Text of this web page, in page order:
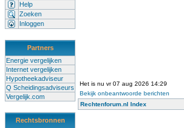
Help
Zoeken
Inloggen
Partners
Energie vergelijken
Internet vergelijken
Hypotheekadviseur
Q Scheidingsadviseurs
Vergelijk.com
Rechtsbronnen
Het is nu vr 07 aug 2026 14:29
Bekijk onbeantwoorde berichten
Rechtenforum.nl Index